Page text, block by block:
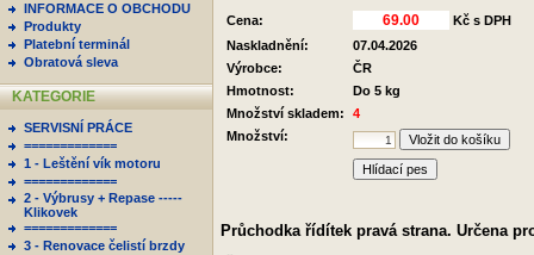
INFORMACE O OBCHODU
Produkty
Platební terminál
Obratová sleva
KATEGORIE
SERVISNÍ PRÁCE
=============
1 - Leštění vík motoru
=============
2 - Výbrusy + Repase -----
Klikovek
=============
3 - Renovace čelistí brzdy
Cena:
Kč s DPH
Naskladnění:
07.04.2026
Výrobce:
ČR
Hmotnost:
Do 5 kg
Množství skladem:
4
Množství:
Hlídací pes
Průchodka řídítek pravá strana. Určena